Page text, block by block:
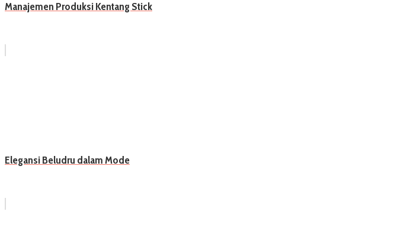
Manajemen Produksi Kentang Stick
Elegansi Beludru dalam Mode